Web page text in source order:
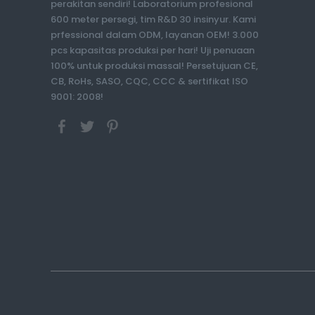
perakitan sendiri! Laboratorium profesional
600 meter persegi, tim R&D 30 insinyur. Kami
prfessional dalam ODM, layanan OEM! 3.000
pcs kapasitas produksi per hari! Uji penuaan
100% untuk produksi massal! Persetujuan CE,
CB, RoHs, SASO, CQC, CCC & sertifikat ISO
9001: 2008!